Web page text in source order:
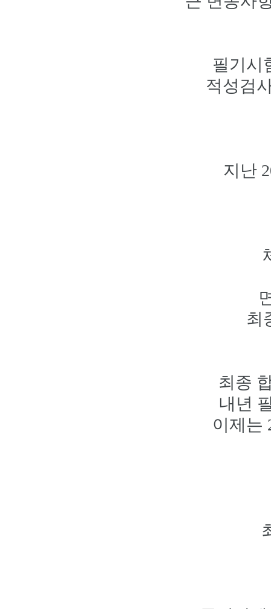
필기시
적성검
지난
최
최종
내년
이제는